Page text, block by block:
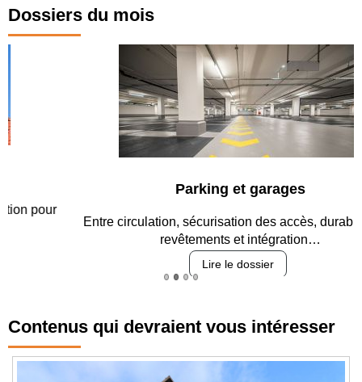
Dossiers du mois
Parking et garages
Entre circulation, sécurisation des accès, durabilité des
revêtements et intégration…
Lire le dossier
Contenus qui devraient vous intéresser